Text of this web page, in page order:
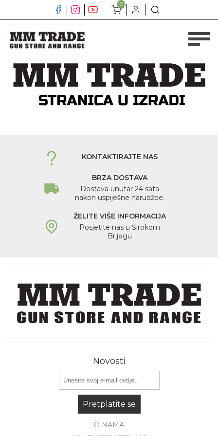
(0)
KONTAKTIRAJTE NAS
BRZA DOSTAVA
Dostava unutar 24 sata
nakon uspiješne narudžbe.
ŽELITE VIŠE INFORMACIJA
Posjetite nas u Širokom
Brijegu
Novosti
Pretplatite se
O NAMA